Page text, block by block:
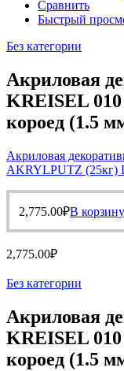
Сравнить
Быстрый
Без категории
Акриловая
KREISEL
короед (1.5
Акриловая
AKRYLPUTZ (25кг)
2,775.00₽В корзину
2,775.00₽
Без категории
Акриловая
KREISEL
короед (1.5